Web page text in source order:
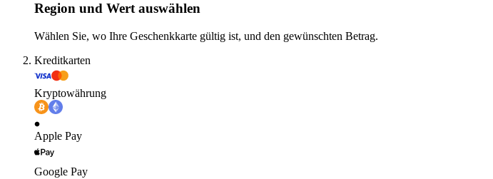
Region und Wert auswählen
Wählen Sie, wo Ihre Geschenkkarte gültig ist, und den gewünschten Betrag.
Kreditkarten
Kryptowährung
Apple Pay
Google Pay